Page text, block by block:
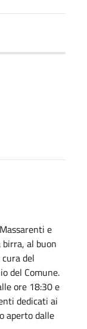
e
al buon
del
del Comune.
ore 18:30 e
dedicati ai
aperto dalle